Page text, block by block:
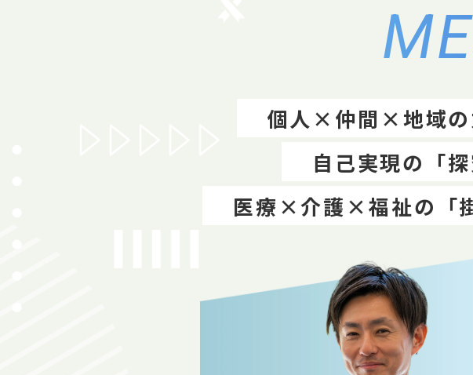
個人×仲間×地域の
自己実現の「
医療×介護×福祉の「